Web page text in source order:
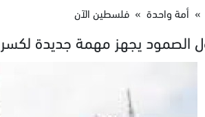
» أمة واحدة » فلسطين الآن
الصمود يجهز مهمة جديدة